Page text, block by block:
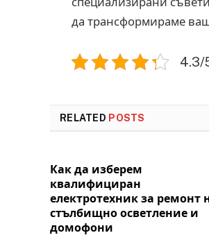
да трансформираме
4.3/
RELATED POSTS
Как да изберем
квалифициран
електротехник за ремонт
стълбищно осветление и
домофони